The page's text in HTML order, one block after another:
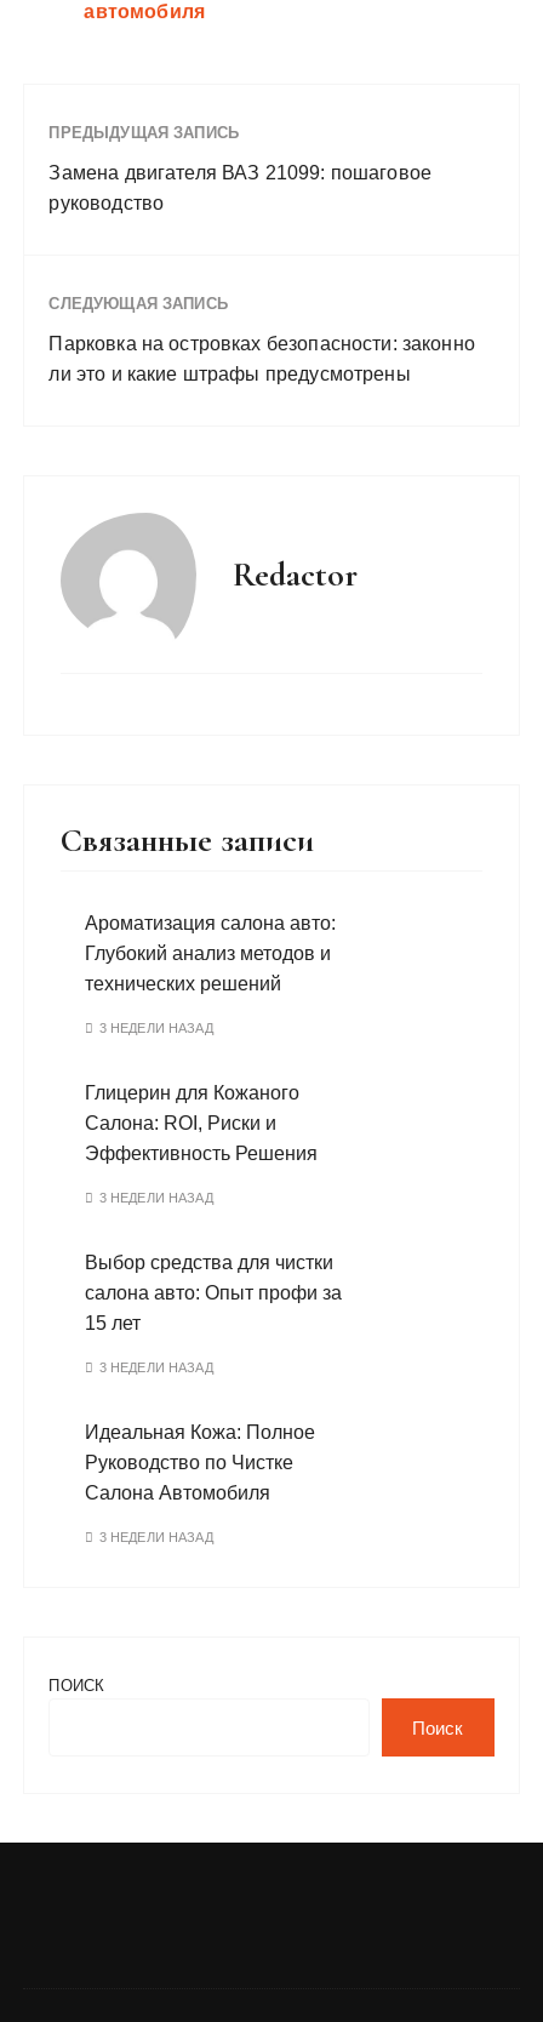
автомобиля
ПРЕДЫДУЩАЯ ЗАПИСЬ
Замена двигателя ВАЗ 21099: пошаговое
руководство
СЛЕДУЮЩАЯ ЗАПИСЬ
Парковка на островках безопасности: законно
ли это и какие штрафы предусмотрены
Redactor
Связанные записи
Ароматизация салона авто:
Глубокий анализ методов и
технических решений
3 НЕДЕЛИ НАЗАД
Глицерин для Кожаного
Салона: ROI, Риски и
Эффективность Решения
3 НЕДЕЛИ НАЗАД
Выбор средства для чистки
салона авто: Опыт профи за
15 лет
3 НЕДЕЛИ НАЗАД
Идеальная Кожа: Полное
Руководство по Чистке
Салона Автомобиля
3 НЕДЕЛИ НАЗАД
ПОИСК
Поиск